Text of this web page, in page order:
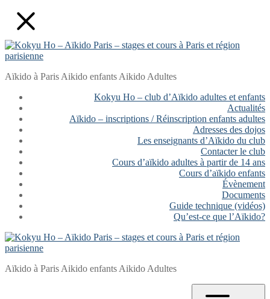
contenu
Menu
Aïkido à Paris Aikido enfants Aikido Adultes
Kokyu Ho – club d’Aïkido adultes et enfants
Actualités
Aïkido – inscriptions / Réinscription enfants adultes
Adresses des dojos
Les enseignants d’Aïkido du club
Contacter le club
Cours d’aïkido adultes à partir de 14 ans
Cours d’aïkido enfants
Évènement
Documents
Guide technique (vidéos)
Qu’est-ce que l’Aïkido?
Aïkido à Paris Aikido enfants Aikido Adultes